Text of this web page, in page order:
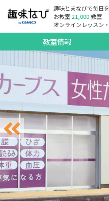
趣味とまなびで毎日
お教室21,000教室
オンラインレッスン
教室情報